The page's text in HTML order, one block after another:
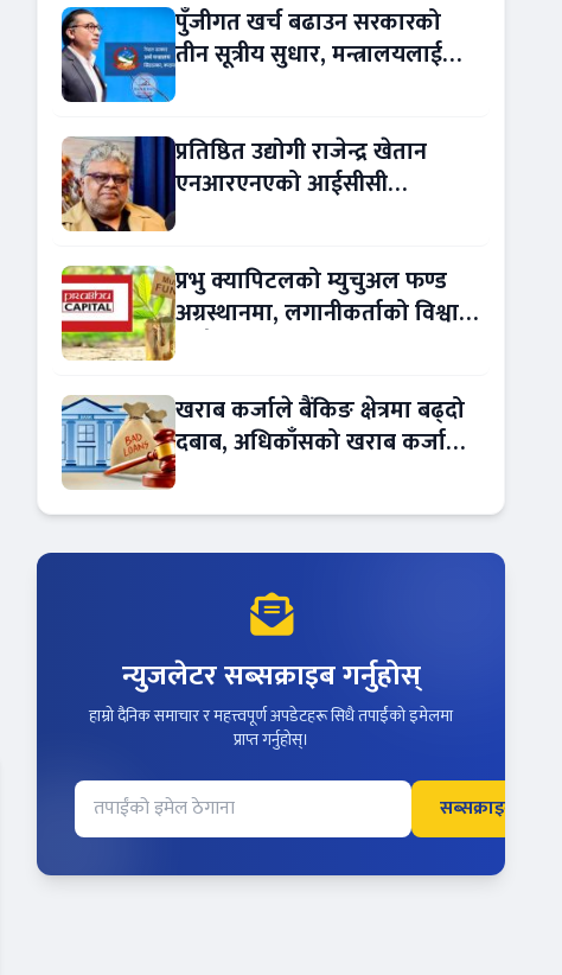
पुँजीगत खर्च बढाउन सरकारको
तीन सूत्रीय सुधार, मन्त्रालयलाई
प्रतिष्ठित उद्योगी राजेन्द्र खेतान
एनआरएनएको आईसीसी
प्रभु क्यापिटलको म्युचुअल फण्ड
अग्रस्थानमा, लगानीकर्ताको विश्वास
खराब कर्जाले बैंकिङ क्षेत्रमा बढ्दो
दबाब, अधिकाँसको खराब कर्जा
न्युजलेटर सब्सक्राइब गर्नुहोस्
हाम्रो दैनिक समाचार र महत्त्वपूर्ण अपडेटहरू सिधै तपाईंको इमेलमा
प्राप्त गर्नुहोस्।
सब्सक्राइब